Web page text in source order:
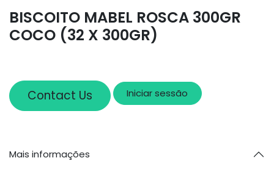
BISCOITO MABEL ROSCA 300GR
COCO (32 X 300GR)
Contact Us Iniciar sessão
Mais informações